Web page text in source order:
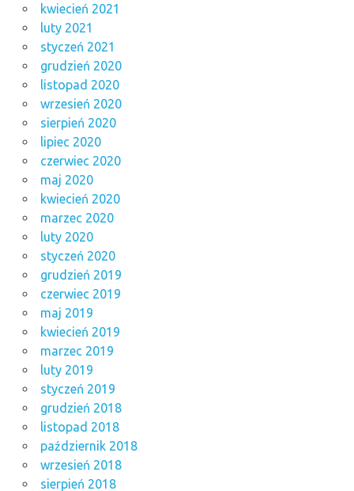
kwiecień 2021
luty 2021
styczeń 2021
grudzień 2020
listopad 2020
wrzesień 2020
sierpień 2020
lipiec 2020
czerwiec 2020
maj 2020
kwiecień 2020
marzec 2020
luty 2020
styczeń 2020
grudzień 2019
czerwiec 2019
maj 2019
kwiecień 2019
marzec 2019
luty 2019
styczeń 2019
grudzień 2018
listopad 2018
październik 2018
wrzesień 2018
sierpień 2018